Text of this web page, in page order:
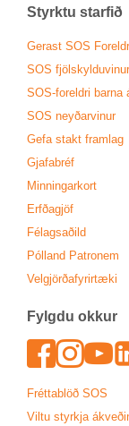
Styrktu starf­ið
Ger­ast SOS
SOS fjöl­skyldu­vin­ur
SOS-for­eldri barna
SOS neyð­ar­vin­ur
Gefa stakt fram­lag
Gjafa­bréf
Minn­ing­ar­kort
Erfða­gjöf
Fé­lags­að­ild
Pól­land Patronem
Vel­gjörða­fyr­ir­tæki
Fylgdu okk­ur
Frétta­blöð SOS
Viltu styrkja